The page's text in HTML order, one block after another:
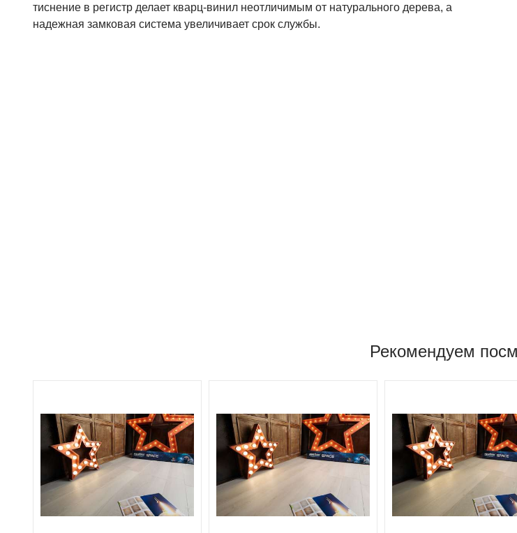
тиснение в регистр делает кварц-винил неотличимым от натурального дерева, а
надежная замковая система увеличивает срок службы.
Рекомендуем